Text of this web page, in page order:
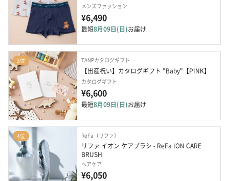
メンズファッション
¥6,490
最短8月09日(日)お届け
3位 TANPカタログギフト
【出産祝い】カタログギフト "Baby"【PINK】
カタログギフト
¥6,600
最短8月09日(日)お届け
4位 ReFa（リファ）
リファ イオン ケアブラシ - ReFa ION CARE
BRUSH
ヘアケア
¥6,050